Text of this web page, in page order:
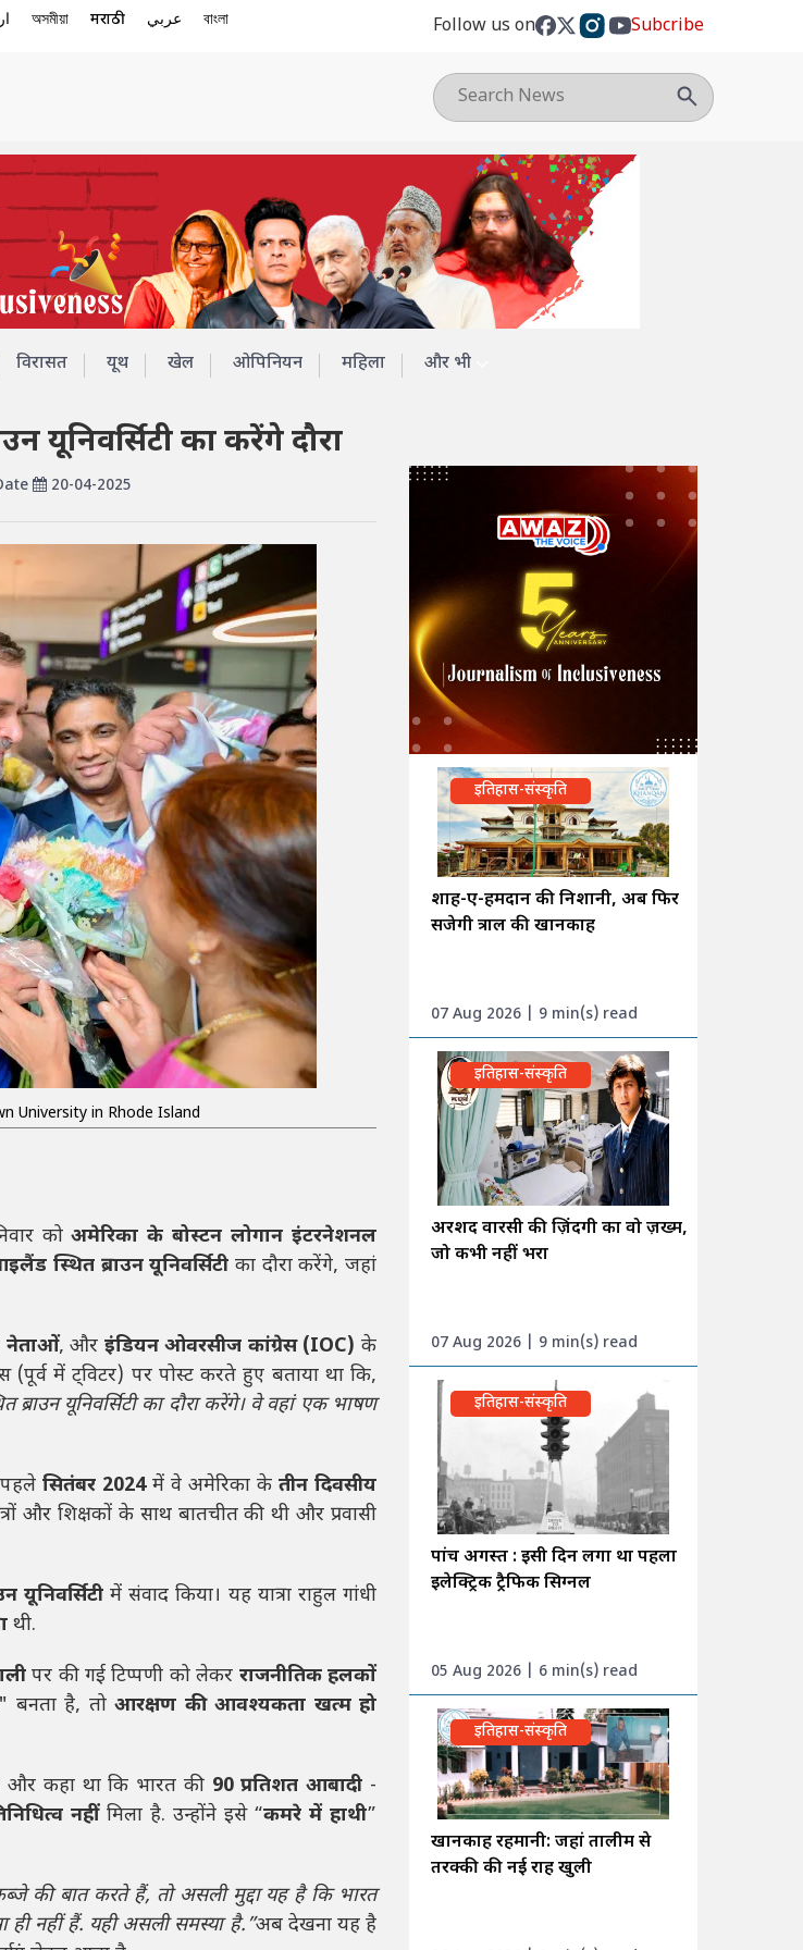
অসমীয়া मराठी عربي বাংলা Follow us on Subcribe
विरासत यूथ खेल ओपिनियन महिला और भी
यूनिवर्सिटी का करेंगे दौरा
20-04-2025
University in Rhode Island
कोअमेरिका के बोस्टन लोगान इंटरनेशनल
स्थित ब्राउन यूनिवर्सिटी का दौरा करेंगे, जहां
नेताओं, और इंडियन ओवरसीज कांग्रेस (IOC) के
(पूर्व में ट्विटर) पर पोस्ट करते हुए बताया था कि,
यूनिवर्सिटी का दौरा करेंगे। वे वहां एक भाषण
सितंबर 2024में वे अमेरिका केतीन दिवसीय
और शिक्षकों के साथ बातचीत की थी और प्रवासी
यूनिवर्सिटीमें संवाद किया। यह यात्रा राहुल गांधी
थी.
पर की गई टिप्पणी को लेकर राजनीतिक हलकों
बनता है, तो आरक्षण की आवश्यकता खत्म हो
कहा था कि भारत की 90 प्रतिशत आबादी -
नहींमिला है. उन्होंने इसे “कमरे में हाथी”
की बात करते हैं, तो असली मुद्दा यह है कि भारत
ही नहीं हैं. यही असली समस्या है.”अब देखना यह है
इतिहास-संस्कृति
शाह-ए-हमदान की निशानी, अब फिर
सजेगी त्राल की खानकाह
07 Aug 2026 | 9 min(s) read
इतिहास-संस्कृति
अरशद वारसी की ज़िंदगी का वो ज़ख्म,
जो कभी नहीं भरा
07 Aug 2026 | 9 min(s) read
इतिहास-संस्कृति
पांच अगस्त : इसी दिन लगा था पहला
इलेक्ट्रिक ट्रैफिक सिग्नल
05 Aug 2026 | 6 min(s) read
इतिहास-संस्कृति
खानकाह रहमानी: जहां तालीम से
तरक्की की नई राह खुली